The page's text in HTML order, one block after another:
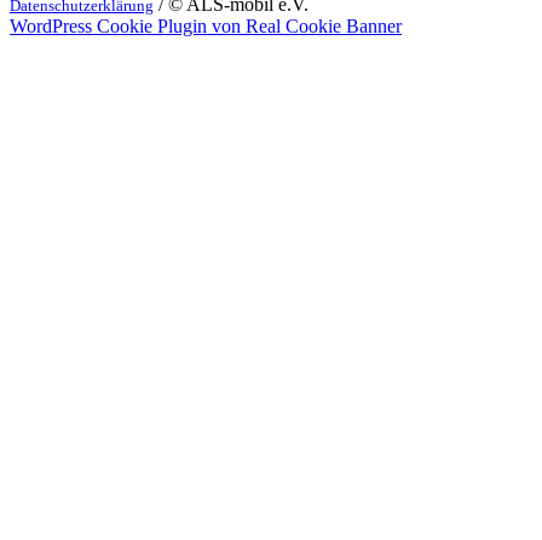
Datenschutzerklärung
WordPress Cookie Plugin von Real Cookie Banner